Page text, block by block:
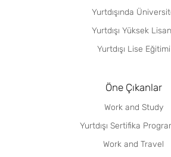
Yurtdışında
Yurtdışı Yüksek
Yurtdışı Lise Eğitimi
Öne Çıkanlar
Work and Study
Yurtdışı Sertifika
Work and Travel